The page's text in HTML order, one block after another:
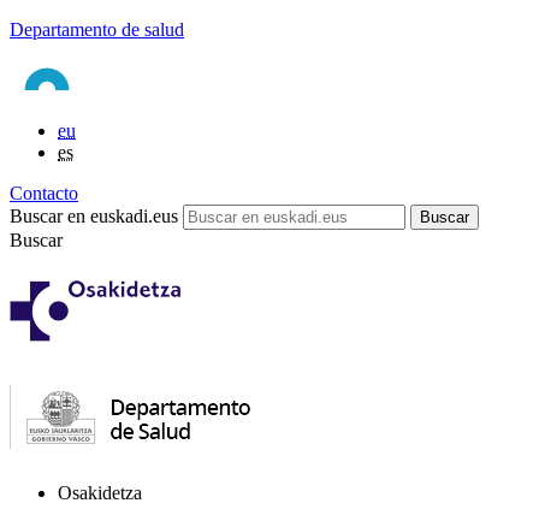
Departamento de salud
eu
es
Contacto
Buscar en euskadi.eus
Buscar
Osakidetza